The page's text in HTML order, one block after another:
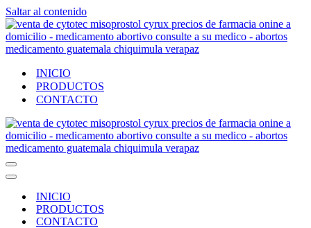
Saltar al contenido
INICIO
PRODUCTOS
CONTACTO
Menú
de
Menú
navegación
INICIO
PRODUCTOS
CONTACTO